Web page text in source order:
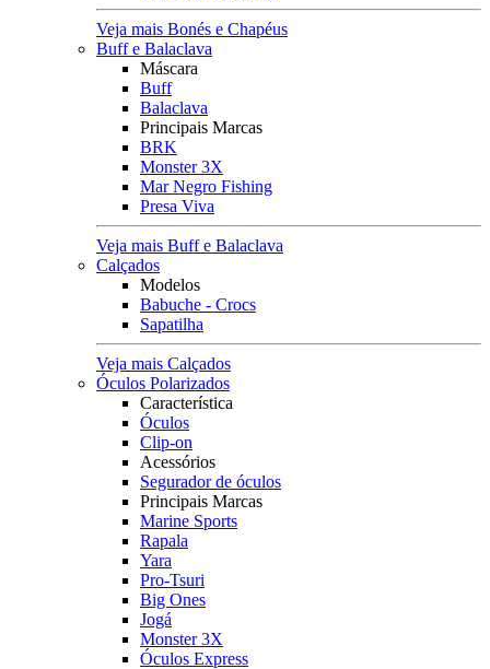
Veja mais Bonés e Chapéus
Buff e Balaclava
Máscara
Buff
Balaclava
Principais Marcas
BRK
Monster 3X
Mar Negro Fishing
Presa Viva
Veja mais Buff e Balaclava
Calçados
Modelos
Babuche - Crocs
Sapatilha
Veja mais Calçados
Óculos Polarizados
Característica
Óculos
Clip-on
Acessórios
Segurador de óculos
Principais Marcas
Marine Sports
Rapala
Yara
Pro-Tsuri
Big Ones
Jogá
Monster 3X
Óculos Express